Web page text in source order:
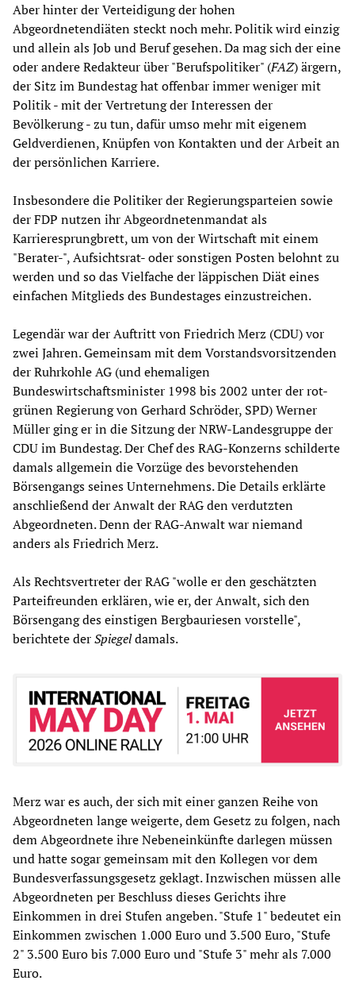
Aber hinter der Verteidigung der hohen
Abgeordnetendiäten steckt noch mehr. Politik wird einzig
und allein als Job und Beruf gesehen. Da mag sich der eine
oder andere Redakteur über "Berufspolitiker" (FAZ) ärgern,
der Sitz im Bundestag hat offenbar immer weniger mit
Politik - mit der Vertretung der Interessen der
Bevölkerung - zu tun, dafür umso mehr mit eigenem
Geldverdienen, Knüpfen von Kontakten und der Arbeit an
der persönlichen Karriere.
Insbesondere die Politiker der Regierungsparteien sowie
der FDP nutzen ihr Abgeordnetenmandat als
Karrieresprungbrett, um von der Wirtschaft mit einem
"Berater-", Aufsichtsrat- oder sonstigen Posten belohnt zu
werden und so das Vielfache der läppischen Diät eines
einfachen Mitglieds des Bundestages einzustreichen.
Legendär war der Auftritt von Friedrich Merz (CDU) vor
zwei Jahren. Gemeinsam mit dem Vorstandsvorsitzenden
der Ruhrkohle AG (und ehemaligen
Bundeswirtschaftsminister 1998 bis 2002 unter der rot-
grünen Regierung von Gerhard Schröder, SPD) Werner
Müller ging er in die Sitzung der NRW-Landesgruppe der
CDU im Bundestag. Der Chef des RAG-Konzerns schilderte
damals allgemein die Vorzüge des bevorstehenden
Börsengangs seines Unternehmens. Die Details erklärte
anschließend der Anwalt der RAG den verdutzten
Abgeordneten. Denn der RAG-Anwalt war niemand
anders als Friedrich Merz.
Als Rechtsvertreter der RAG "wolle er den geschätzten
Parteifreunden erklären, wie er, der Anwalt, sich den
Börsengang des einstigen Bergbauriesen vorstelle",
berichtete derSpiegeldamals.
Merz war es auch, der sich mit einer ganzen Reihe von
Abgeordneten lange weigerte, dem Gesetz zu folgen, nach
dem Abgeordnete ihre Nebeneinkünfte darlegen müssen
und hatte sogar gemeinsam mit den Kollegen vor dem
Bundesverfassungsgesetz geklagt. Inzwischen müssen alle
Abgeordneten per Beschluss dieses Gerichts ihre
Einkommen in drei Stufen angeben. "Stufe 1" bedeutet ein
Einkommen zwischen 1.000 Euro und 3.500 Euro, "Stufe
2" 3.500 Euro bis 7.000 Euro und "Stufe 3" mehr als 7.000
Euro.